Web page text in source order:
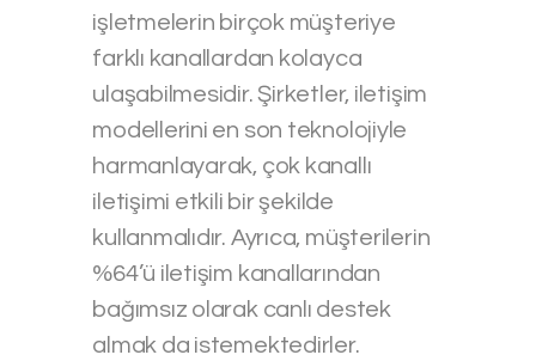
işletmelerin birçok müşteriye
farklı kanallardan kolayca
ulaşabilmesidir. Şirketler, iletişim
modellerini en son teknolojiyle
harmanlayarak, çok kanallı
iletişimi etkili bir şekilde
kullanmalıdır. Ayrıca, müşterilerin
%64’ü iletişim kanallarından
bağımsız olarak canlı destek
almak da istemektedirler.